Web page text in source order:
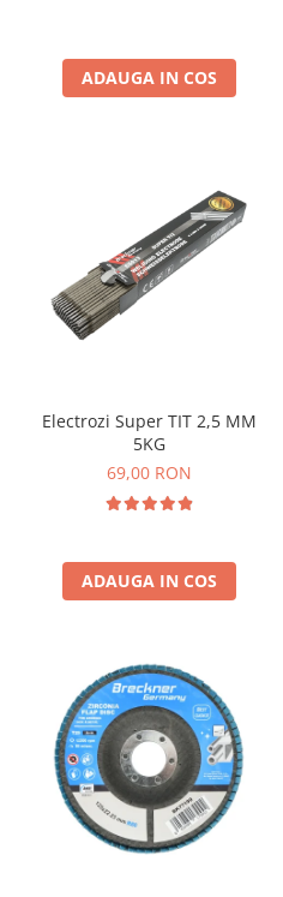
ADAUGA IN COS
Electrozi Super TIT 2,5 MM
5KG
69,00 RON
ADAUGA IN COS